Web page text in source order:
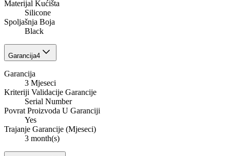
Materijal Kućišta
Silicone
Spoljašnja Boja
Black
Garancija4
Garancija
3 Mjeseci
Kriteriji Validacije Garancije
Serial Number
Povrat Proizvoda U Garanciji
Yes
Trajanje Garancije (Mjeseci)
3 month(s)